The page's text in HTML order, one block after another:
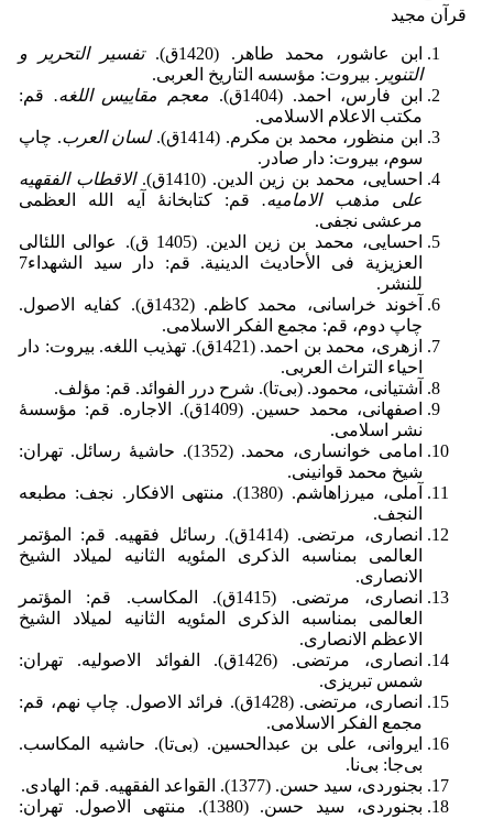
قرآن مجید
ابن عاشور، محمد طاهر. (1420ق).
تفسیر التحریر و
التنویر . بیروت: مؤسسه التاریخ العربی.
ابن فارس، احمد. (1404ق).
معجم مقاییس اللغه. قم:
مکتب الاعلام الاسلامی.
ابن منظور، محمد بن مکرم. (1414ق).
لسان العرب. چاپ
سوم، بیروت: دار صادر.
احسایی، محمد بن زین الدین. (1410ق).
الاقطاب الفقهیه
علی مذهب الامامیه.قم: کتابخانۀ آیه الله العظمی
مرعشی نجفی.
احسایی، محمد بن زین الدین. (1405 ق). عوالی اللئالی
العزیزیة فی الأحادیث الدینیة. قم: دار سید الشهداء7
للنشر.
آخوند خراسانی، محمد کاظم. (1432ق). کفایه الاصول.
چاپ دوم، قم: مجمع الفکر الاسلامی.
ازهری، محمد بن احمد. (1421ق). تهذیب اللغه. بیروت: دار
احیاء التراث العربی.
آشتیانی، محمود. (بی‌تا). شرح درر الفوائد. قم: مؤلف.
اصفهانی، محمد حسین. (1409ق). الاجاره. قم: مؤسسۀ
نشر اسلامی.
امامی خوانساری، محمد. (1352). حاشیۀ رسائل. تهران:
شیخ محمد قوانینی.
آملی، میرزا‌هاشم. (1380). منتهی الافکار. نجف: مطبعه
النجف.
انصاری، مرتضی. (1414ق). رسائل فقهیه. قم: المؤتمر
العالمی بمناسبه الذکری المئویه الثانیه لمیلاد الشیخ
الانصاری.
انصاری، مرتضی. (1415ق). المکاسب. قم: المؤتمر
العالمی بمناسبه الذکری المئویه الثانیه لمیلاد الشیخ
الاعظم الانصاری.
انصاری، مرتضی. (1426ق). الفوائد الاصولیه. تهران:
شمس تبریزی.
انصاری، مرتضی. (1428ق). فرائد الاصول. چاپ نهم، قم:
مجمع الفکر الاسلامی.
ایروانی، علی بن عبدالحسین. (بی‌تا). حاشیه المکاسب.
بی‌جا: بی‌نا.
بجنوردی، سید حسن. (1377). القواعد الفقهیه. قم: الهادی.
بجنوردی، سید حسن. (1380). منتهی الاصول. تهران: